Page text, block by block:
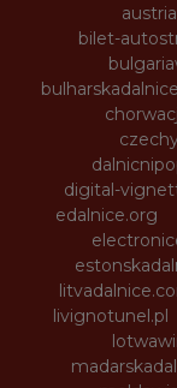
bilet-
digital-
edalnice.org
livignotunel.pl